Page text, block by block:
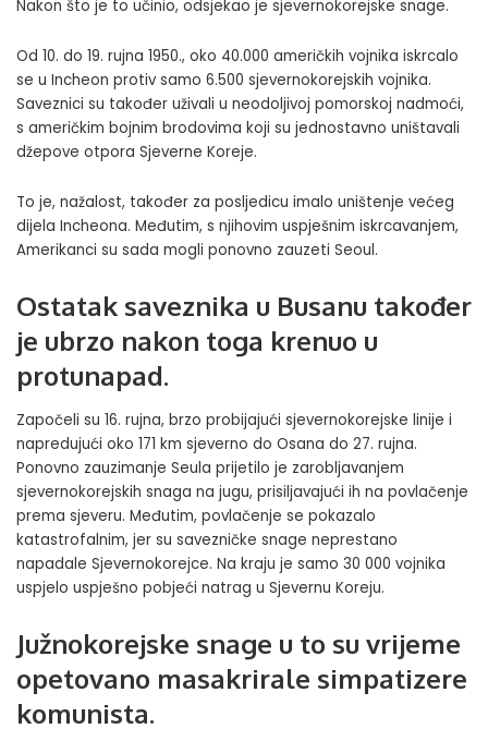
Nakon što je to učinio, odsjekao je sjevernokorejske snage.
Od 10. do 19. rujna 1950., oko 40.000 američkih vojnika iskrcalo
se u Incheon protiv samo 6.500 sjevernokorejskih vojnika.
Saveznici su također uživali u neodoljivoj pomorskoj nadmoći,
s američkim bojnim brodovima koji su jednostavno uništavali
džepove otpora Sjeverne Koreje.
To je, nažalost, također za posljedicu imalo uništenje većeg
dijela Incheona. Međutim, s njihovim uspješnim iskrcavanjem,
Amerikanci su sada mogli ponovno zauzeti Seoul.
Ostatak saveznika u Busanu također
je ubrzo nakon toga krenuo u
protunapad.
Započeli su 16. rujna, brzo probijajući sjevernokorejske linije i
napredujući oko 171 km sjeverno do Osana do 27. rujna.
Ponovno zauzimanje Seula prijetilo je zarobljavanjem
sjevernokorejskih snaga na jugu, prisiljavajući ih na povlačenje
prema sjeveru. Međutim, povlačenje se pokazalo
katastrofalnim, jer su savezničke snage neprestano
napadale Sjevernokorejce. Na kraju je samo 30 000 vojnika
uspjelo uspješno pobjeći natrag u Sjevernu Koreju.
Južnokorejske snage u to su vrijeme
opetovano masakrirale simpatizere
komunista.